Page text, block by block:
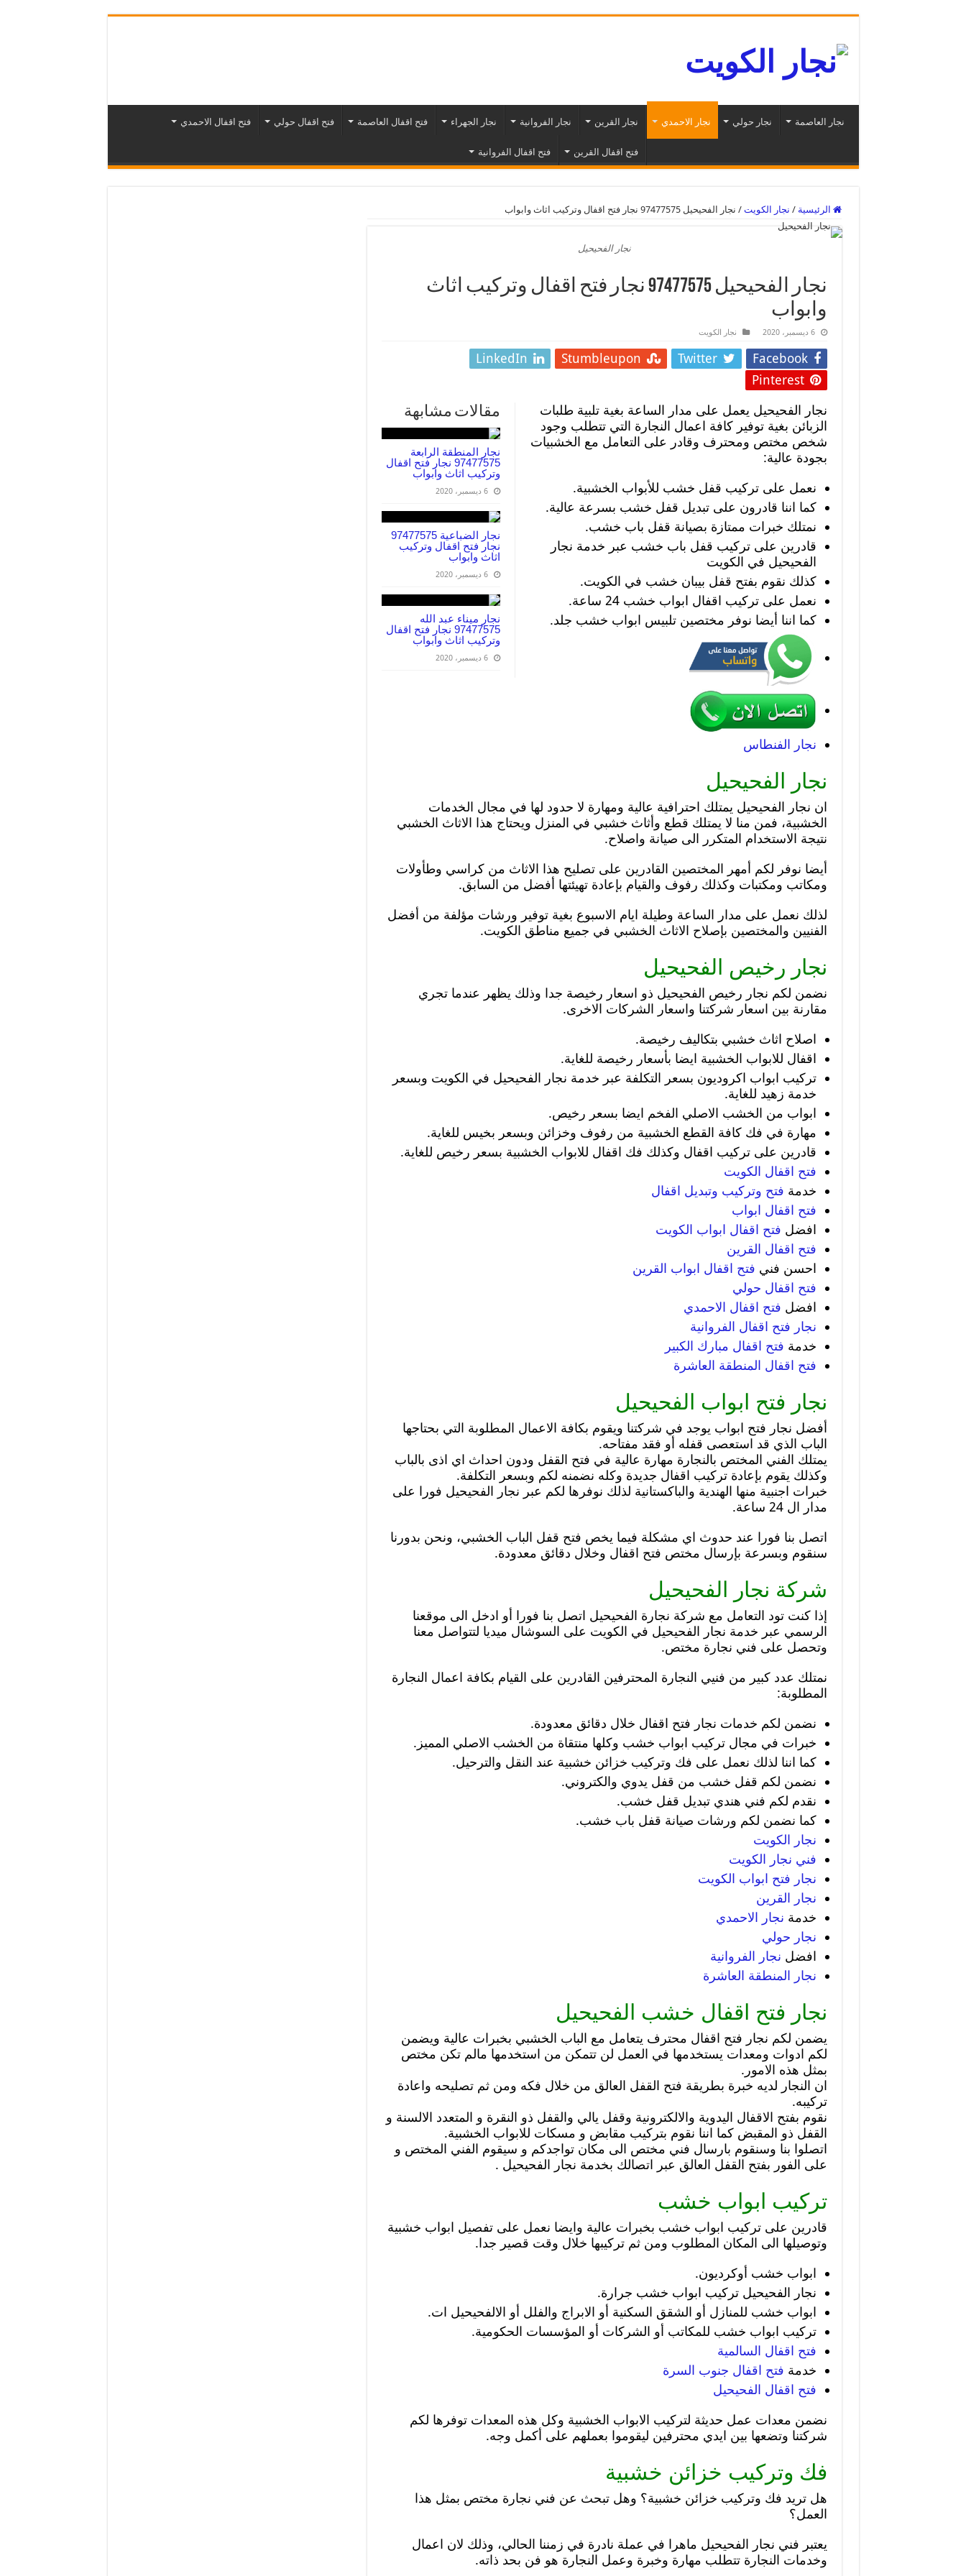
نجار العاصمة نجار حولي نجار الاحمدي نجار القرين نجار الفروانية نجار الجهراء فتح اقفال العاصمة فتح اقفال حولي فتح اقفال الاحمدي
فتح اقفال القرين فتح اقفال الفروانية
الرئيسية / نجار الكويت / نجار الفحيحيل 97477575 نجار فتح اقفال وتركيب اثاث وابواب
نجار الفحيحيل
نجار الفحيحيل 97477575 نجار فتح اقفال وتركيب اثاث
وابواب
6 ديسمبر، 2020 نجار الكويت
Facebook
Twitter
Stumbleupon
LinkedIn
Pinterest
مقالات مشابهة
نجار المنطقة الرابعة
97477575 نجار فتح اقفال
وتركيب اثاث وابواب
6 ديسمبر، 2020
نجار الضباعية 97477575
نجار فتح اقفال وتركيب
اثاث وابواب
6 ديسمبر، 2020
نجار ميناء عبد الله
97477575 نجار فتح اقفال
وتركيب اثاث وابواب
6 ديسمبر، 2020
نجار الفحيحيل يعمل على مدار الساعة بغية تلبية طلبات
الزبائن بغية توفير كافة اعمال النجارة التي تتطلب وجود
شخص مختص ومحترف وقادر على التعامل مع الخشبيات
بجودة عالية:
نعمل على تركيب قفل خشب للأبواب الخشبية.
كما اننا قادرون على تبديل قفل خشب بسرعة عالية.
نمتلك خبرات ممتازة بصيانة قفل باب خشب.
قادرين على تركيب قفل باب خشب عبر خدمة نجار
الفحيحيل في الكويت
كذلك نقوم بفتح قفل بيبان خشب في الكويت.
نعمل على تركيب اقفال ابواب خشب 24 ساعة.
كما اننا أيضا نوفر مختصين تلبيس ابواب خشب جلد.
نجار الفنطاس
نجار الفحيحيل
ان نجار الفحيحيل يمتلك احترافية عالية ومهارة لا حدود لها في مجال الخدمات
الخشبية، فمن منا لا يمتلك قطع وأثاث خشبي في المنزل ويحتاج هذا الاثاث الخشبي
نتيجة الاستخدام المتكرر الى صيانة واصلاح.
أيضا نوفر لكم أمهر المختصين القادرين على تصليح هذا الاثاث من كراسي وطأولات
ومكاتب ومكتبات وكذلك رفوف والقيام بإعادة تهيئتها أفضل من السابق.
لذلك نعمل على مدار الساعة وطيلة ايام الاسبوع بغية توفير ورشات مؤلفة من أفضل
الفنيين والمختصين بإصلاح الاثاث الخشبي في جميع مناطق الكويت.
نجار رخيص الفحيحيل
نضمن لكم نجار رخيص الفحيحيل ذو اسعار رخيصة جدا وذلك يظهر عندما تجري
مقارنة بين اسعار شركتنا واسعار الشركات الاخرى.
اصلاح اثاث خشبي بتكاليف رخيصة.
اقفال للابواب الخشبية ايضا بأسعار رخيصة للغاية.
تركيب ابواب اكروديون بسعر التكلفة عبر خدمة نجار الفحيحيل في الكويت وبسعر
خدمة زهيد للغاية.
ابواب من الخشب الاصلي الفخم ايضا بسعر رخيص.
مهارة في فك كافة القطع الخشبية من رفوف وخزائن وبسعر بخيس للغاية.
قادرين على تركيب اقفال وكذلك فك اقفال للابواب الخشبية بسعر رخيص للغاية.
فتح اقفال الكويت
خدمة فتح وتركيب وتبديل اقفال
فتح اقفال ابواب
افضل فتح اقفال ابواب الكويت
فتح اقفال القرين
احسن فني فتح اقفال ابواب القرين
فتح اقفال حولي
افضل فتح اقفال الاحمدي
نجار فتح اقفال الفروانية
خدمة فتح اقفال مبارك الكبير
فتح اقفال المنطقة العاشرة
نجار فتح ابواب الفحيحيل
أفضل نجار فتح ابواب يوجد في شركتنا ويقوم بكافة الاعمال المطلوبة التي بحتاجها
الباب الذي قد استعصى قفله أو فقد مفتاحه.
يمتلك الفني المختص بالنجارة مهارة عالية في فتح القفل ودون احداث اي اذى بالباب
وكذلك يقوم بإعادة تركيب اقفال جديدة وكله نضمنه لكم وبسعر التكلفة.
خبرات اجنبية منها الهندية والباكستانية لذلك نوفرها لكم عبر نجار الفحيحيل فورا على
مدار ال 24 ساعة.
اتصل بنا فورا عند حدوث اي مشكلة فيما يخص فتح قفل الباب الخشبي، ونحن بدورنا
سنقوم وبسرعة بإرسال مختص فتح اقفال وخلال دقائق معدودة.
شركة نجار الفحيحيل
إذا كنت تود التعامل مع شركة نجارة الفحيحيل اتصل بنا فورا أو ادخل الى موقعنا
الرسمي عبر خدمة نجار الفحيحيل في الكويت على السوشال ميديا لتتواصل معنا
وتحصل على فني نجارة مختص.
نمتلك عدد كبير من فنيي النجارة المحترفين القادرين على القيام بكافة اعمال النجارة
المطلوبة:
نضمن لكم خدمات نجار فتح اقفال خلال دقائق معدودة.
خبرات في مجال تركيب ابواب خشب وكلها منتقاة من الخشب الاصلي المميز.
كما اننا لذلك نعمل على فك وتركيب خزائن خشبية عند النقل والترحيل.
نضمن لكم قفل خشب من قفل يدوي والكتروني.
نقدم لكم فني هندي تبديل قفل خشب.
كما نضمن لكم ورشات صيانة قفل باب خشب.
نجار الكويت
فني نجار الكويت
نجار فتح ابواب الكويت
نجار القرين
خدمة نجار الاحمدي
نجار حولي
افضل نجار الفروانية
نجار المنطقة العاشرة
نجار فتح اقفال خشب الفحيحيل
يضمن لكم نجار فتح اقفال محترف يتعامل مع الباب الخشبي بخبرات عالية ويضمن
لكم ادوات ومعدات يستخدمها في العمل لن تتمكن من استخدمها مالم تكن مختص
بمثل هذه الامور.
ان النجار لديه خبرة بطريقة فتح القفل العالق من خلال فكه ومن ثم تصليحه واعادة
تركيبه.
نقوم بفتح الاقفال اليدوية والالكترونية وقفل يالي والقفل ذو النقرة و المتعدد الالسنة و
القفل ذو المقبض كما اننا نقوم بتركيب مقابض و مسكات للابواب الخشبية.
اتصلوا بنا وسنقوم بارسال فني مختص الى مكان تواجدكم و سيقوم الفني المختص و
على الفور بفتح القفل العالق عبر اتصالك بخدمة نجار الفحيحيل .
تركيب ابواب خشب
قادرين على تركيب ابواب خشب بخبرات عالية وايضا نعمل على تفصيل ابواب خشبية
وتوصيلها الى المكان المطلوب ومن ثم تركيبها خلال وقت قصير جدا.
ابواب خشب أوكرديون.
نجار الفحيحيل تركيب ابواب خشب جرارة.
ابواب خشب للمنازل أو الشقق السكنية أو الابراج والفلل أو الالفحيحيل ات.
تركيب ابواب خشب للمكاتب أو الشركات أو المؤسسات الحكومية.
فتح اقفال السالمية
خدمة فتح اقفال جنوب السرة
فتح اقفال الفحيحيل
نضمن معدات عمل حديثة لتركيب الابواب الخشبية وكل هذه المعدات توفرها لكم
شركتنا وتضعها بين ايدي محترفين ليقوموا بعملهم على أكمل وجه.
فك وتركيب خزائن خشبية
هل تريد فك وتركيب خزائن خشبية؟ وهل تبحث عن فني نجارة مختص بمثل هذا
العمل؟
يعتبر فني نجار الفحيحيل ماهرا في عملة نادرة في زمننا الحالي، وذلك لان اعمال
وخدمات النجارة تتطلب مهارة وخبرة وعمل النجارة هو فن بحد ذاته.